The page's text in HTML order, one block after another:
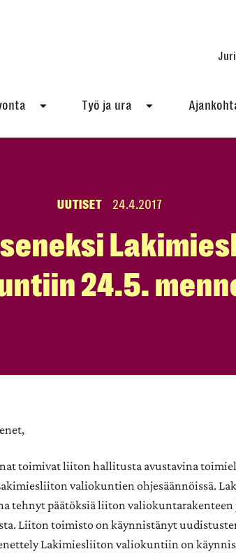
Työ ja ura
UUTISET 24.4.2017
24.5.
toimivat liiton hallitusta avustavina
valiokuntien ohjesäännöissä.
tehnyt päätöksiä liiton
Liiton toimisto on käynnistänyt
Lakimiesliiton valiokuntiin on